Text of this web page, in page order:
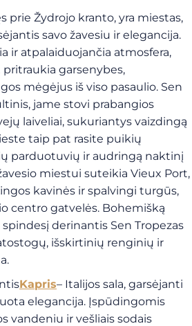
prie Žydrojo kranto, yra miestas,
savo žavesiu ir elegancija.
ir atpalaiduojančia atmosfera,
pritraukia garsenybes,
mėgėjus iš viso pasaulio. Sen
jame stovi prabangios
laiveliai, sukuriantys vaizdingą
taip pat rasite puikių
parduotuvių ir audringą naktinį
miestui suteikia Vieux Port,
kavinės ir spalvingi turgūs,
centro gatvelės. Bohemišką
derinantis Sen Tropezas
išskirtinių renginių ir
Kapris– Italijos sala, garsėjanti
elegancija. Įspūdingomis
vandeniu ir vešliais sodais